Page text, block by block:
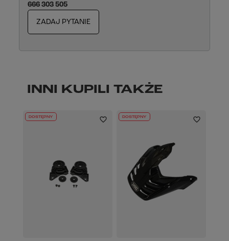
666 303 505
ZADAJ PYTANIE
INNI KUPILI TAKŻE
DOSTĘPNY DOSTĘPNY